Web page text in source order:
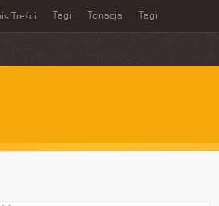
Treści Tagi Tonacja Tagi